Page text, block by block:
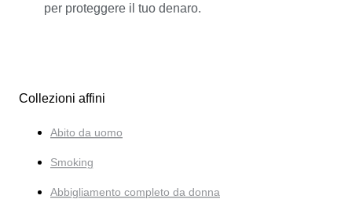
per proteggere il tuo denaro.
Collezioni affini
Abito da uomo
Smoking
Abbigliamento completo da donna